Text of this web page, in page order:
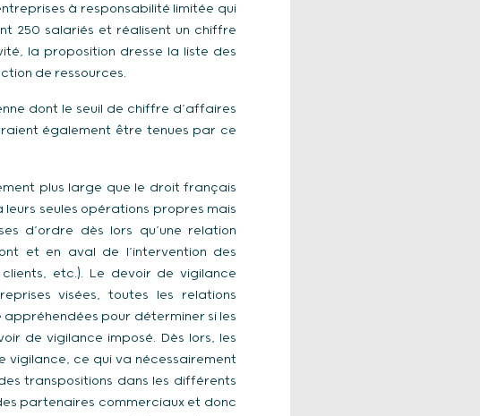
à responsabilité limitée qui
250 salariés et réalisent un chiffre
la proposition dresse la liste des
de ressources.
dont le seuil de chiffre d’affaires
également être tenues par ce
plus large que le droit français
leurs seules opérations propres mais
d’ordre dès lors qu’une relation
et en aval de l’intervention des
etc.). Le devoir de vigilance
visées, toutes les relations
pour déterminer si les
de vigilance imposé. Dès lors, les
vigilance, ce qui va nécessairement
transpositions dans les différents
partenaires commerciaux et donc